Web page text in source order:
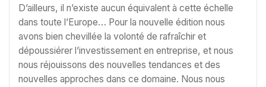
D’ailleurs, il n’existe aucun équivalent à cette échelle
dans toute l’Europe… Pour la nouvelle édition nous
avons bien chevillée la volonté de rafraîchir et
dépoussiérer l’investissement en entreprise, et nous
nous réjouissons des nouvelles tendances et des
nouvelles approches dans ce domaine. Nous nous